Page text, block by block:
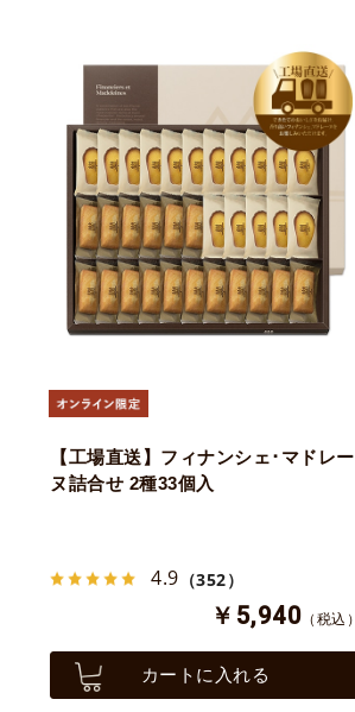
【工場直送】フィナンシェ･マドレー
ヌ詰合せ 2種33個入
4.9 （352）
￥5,940 （税込）
カートに入れる